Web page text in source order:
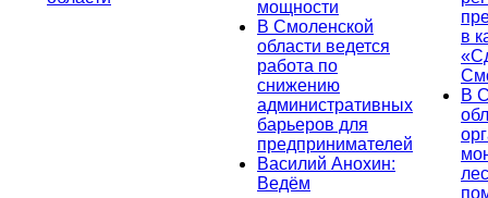
мощности
В Смоленской
области ведется
работа по
снижению
административных
барьеров для
предпринимателей
Василий Анохин:
Ведём
в
В